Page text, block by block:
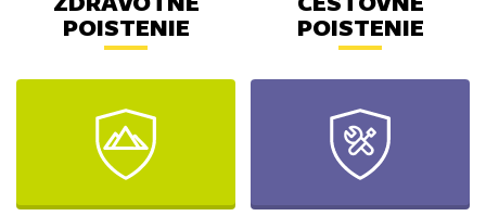
POISTENIE POISTENIE